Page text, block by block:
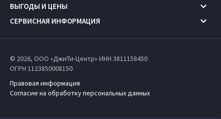
ВЫГОДЫ И ЦЕНЫ
СЕРВИСНАЯ ИНФОРМАЦИЯ
© 2026, ООО «ДжиТи-Центр» ИНН 3811158450
ОГРН 1123850008150
Правовая информация
Согласие на обработку персональных данных